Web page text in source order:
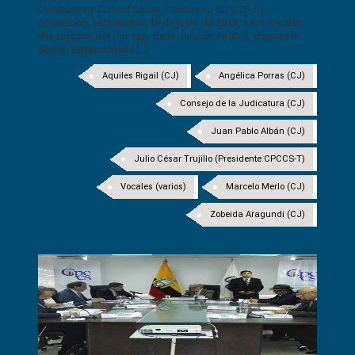
Ciudadana y Control Social Transitorio (CPCCS-T)
posesionó, este martes 19 de junio de 2018, a los vocales
encargados del Consejo de la Judicatura (CJ), durante la
Sesión Extraordinaria [...]
Angélica Porras (CJ)
Aquiles Rigail (CJ)
Consejo de la Judicatura (CJ)
Juan Pablo Albán (CJ)
Julio César Trujillo (Presidente CPCCS-T)
Marcelo Merlo (CJ)
Vocales (varios)
Zobeida Aragundi (CJ)